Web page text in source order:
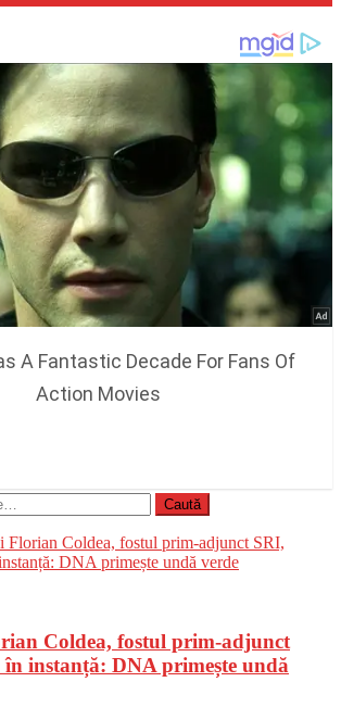
Coldea, fostul prim-adjunct
în instanță: DNA primește undă